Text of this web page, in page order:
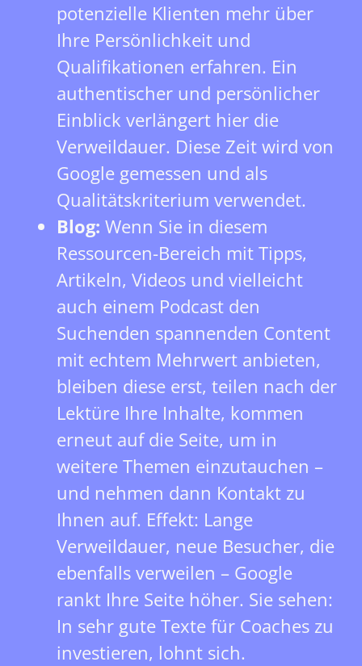
potenzielle Klienten mehr über
Ihre Persönlichkeit und
Qualifikationen erfahren. Ein
authentischer und persönlicher
Einblick verlängert hier die
Verweildauer. Diese Zeit wird von
Google gemessen und als
Qualitätskriterium verwendet.
Blog: Wenn Sie in diesem
Ressourcen-Bereich mit Tipps,
Artikeln, Videos und vielleicht
auch einem Podcast den
Suchenden spannenden Content
mit echtem Mehrwert anbieten,
bleiben diese erst, teilen nach der
Lektüre Ihre Inhalte, kommen
erneut auf die Seite, um in
weitere Themen einzutauchen –
und nehmen dann Kontakt zu
Ihnen auf. Effekt: Lange
Verweildauer, neue Besucher, die
ebenfalls verweilen – Google
rankt Ihre Seite höher. Sie sehen:
In sehr gute Texte für Coaches zu
investieren, lohnt sich.